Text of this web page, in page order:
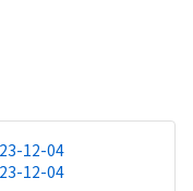
12-04
12-04